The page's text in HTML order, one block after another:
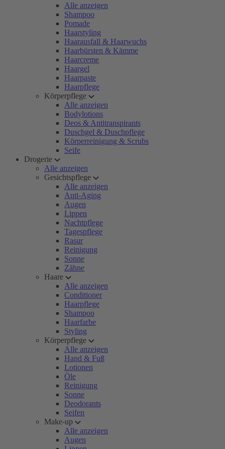
Alle anzeigen
Shampoo
Pomade
Haarstyling
Haarausfall & Haarwuchs
Haarbürsten & Kämme
Haarcreme
Haargel
Haarpaste
Haarpflege
Körperpflege
Alle anzeigen
Bodylotions
Deos & Antitranspirants
Duschgel & Duschpflege
Körperreinigung & Scrubs
Seife
Drogerie
Alle anzeigen
Gesichtspflege
Alle anzeigen
Anti-Aging
Augen
Lippen
Nachtpflege
Tagespflege
Rasur
Reinigung
Sonne
Zähne
Haare
Alle anzeigen
Conditioner
Haarpflege
Shampoo
Haarfarbe
Styling
Körperpflege
Alle anzeigen
Hand & Fuß
Lotionen
Öle
Reinigung
Sonne
Deodorants
Seifen
Make-up
Alle anzeigen
Augen